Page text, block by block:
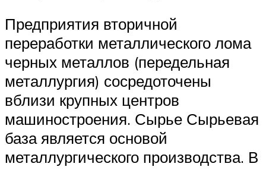
Предприятия вторичной
переработки металлического лома
черных металлов (передельная
металлургия) сосредоточены
вблизи крупных центров
машиностроения. Сырье Сырьевая
база является основой
металлургического производства. В